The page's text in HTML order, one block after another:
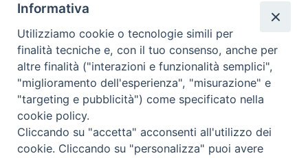
Curia
Via del Seminario, 61 - 57122 Livorno LI
Tel. 0586 276211
Informativa
Utilizziamo cookie o tecnologie simili per
finalità tecniche e, con il tuo consenso, anche per
altre finalità ("interazioni e funzionalità semplici",
"miglioramento dell'esperienza", "misurazione" e
"targeting e pubblicità") come specificato nella
cookie policy.
Cliccando su "accetta" acconsenti all'utilizzo dei
cookie. Cliccando su "personalizza" puoi avere